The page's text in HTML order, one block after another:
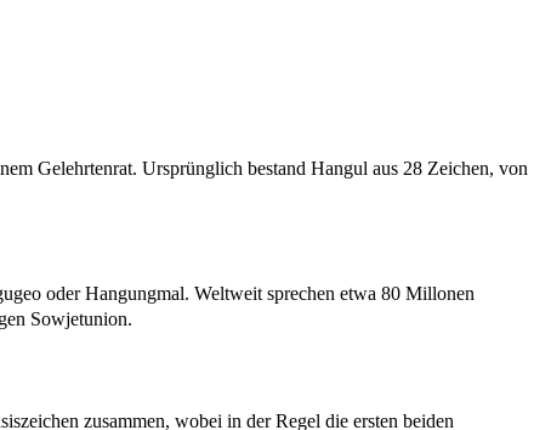
Gelehrtenrat. Ursprünglich bestand Hangul aus 28 Zeichen, von
oder Hangungmal. Weltweit sprechen etwa 80 Millonen
Sowjetunion.
zusammen, wobei in der Regel die ersten beiden